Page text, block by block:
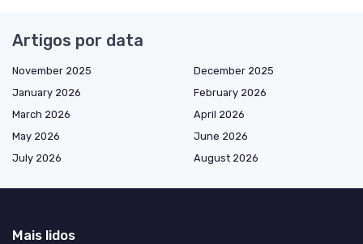
Artigos por data
November 2025
December 2025
January 2026
February 2026
March 2026
April 2026
May 2026
June 2026
July 2026
August 2026
Mais lidos